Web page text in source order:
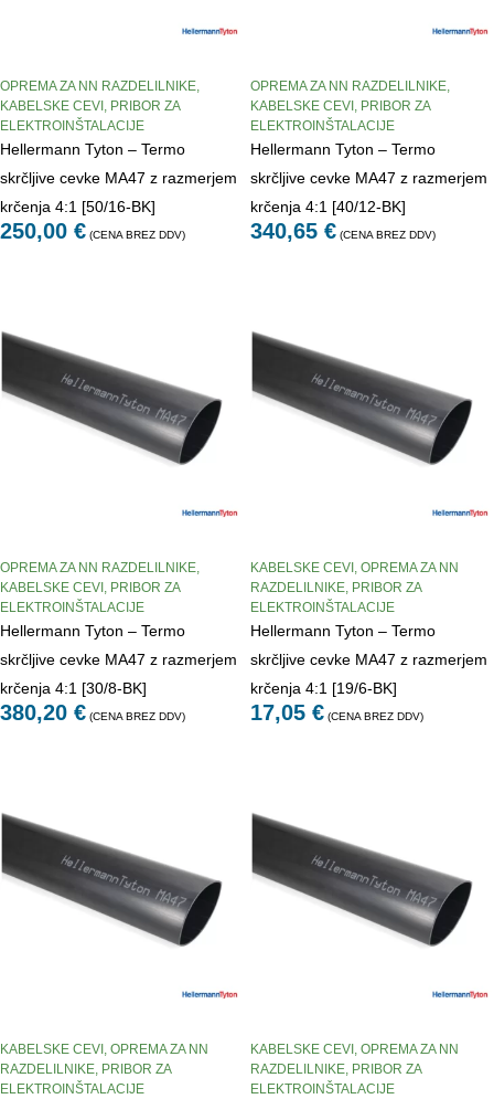
OPREMA ZA NN RAZDELILNIKE,
KABELSKE CEVI , PRIBOR ZA
ELEKTROINŠTALACIJE
Hellermann Tyton – Termo
skrčljive cevke MA47 z razmerjem
krčenja 4:1 [50/16-BK]
250,00 € (CENA BREZ DDV)
OPREMA ZA NN RAZDELILNIKE,
KABELSKE CEVI , PRIBOR ZA
ELEKTROINŠTALACIJE
Hellermann Tyton – Termo
skrčljive cevke MA47 z razmerjem
krčenja 4:1 [40/12-BK]
340,65 € (CENA BREZ DDV)
OPREMA ZA NN RAZDELILNIKE,
KABELSKE CEVI , PRIBOR ZA
ELEKTROINŠTALACIJE
Hellermann Tyton – Termo
skrčljive cevke MA47 z razmerjem
krčenja 4:1 [30/8-BK]
380,20 € (CENA BREZ DDV)
KABELSKE CEVI , OPREMA ZA NN
RAZDELILNIKE, PRIBOR ZA
ELEKTROINŠTALACIJE
Hellermann Tyton – Termo
skrčljive cevke MA47 z razmerjem
krčenja 4:1 [19/6-BK]
17,05 € (CENA BREZ DDV)
KABELSKE CEVI , OPREMA ZA NN
RAZDELILNIKE, PRIBOR ZA
ELEKTROINŠTALACIJE
KABELSKE CEVI , OPREMA ZA NN
RAZDELILNIKE, PRIBOR ZA
ELEKTROINŠTALACIJE